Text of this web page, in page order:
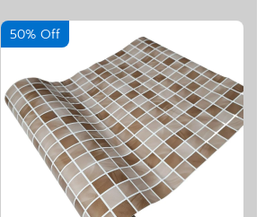
50% Off